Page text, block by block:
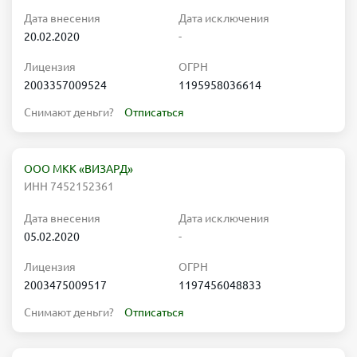
Дата внесения
20.02.2020
Дата исключения
-
Лицензия
2003357009524
ОГРН
1195958036614
Снимают деньги? Отписаться
ООО МКК «ВИЗАРД»
ИНН 7452152361
Дата внесения
05.02.2020
Дата исключения
-
Лицензия
2003475009517
ОГРН
1197456048833
Снимают деньги? Отписаться